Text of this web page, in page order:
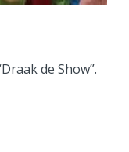
de Show”.